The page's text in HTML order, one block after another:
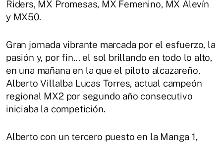
Riders, MX Promesas, MX Femenino, MX Alevín
y MX50.
Gran jornada vibrante marcada por el esfuerzo, la
pasión y, por fin… el sol brillando en todo lo alto,
en una mañana en la que el piloto alcazareño,
Alberto Villalba Lucas Torres, actual campeón
regional MX2 por segundo año consecutivo
iniciaba la competición.
Alberto con un tercero puesto en la Manga 1,